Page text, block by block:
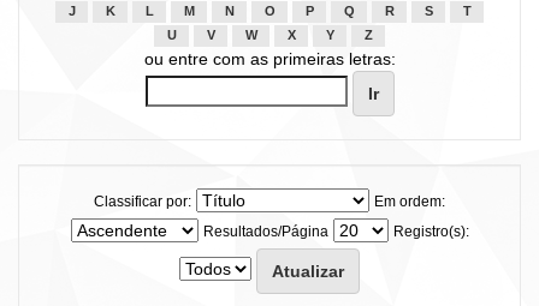
J
K L M N O P Q R S
T
U
V W X Y Z
ou entre com as primeiras letras:
Classificar por:
Em ordem:
Resultados/Página
Registro(s):